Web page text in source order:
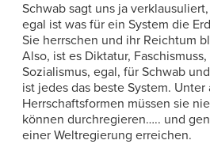
Schwab sagt uns ja
egal ist was für ein System die
Sie herrschen und ihr Reichtum
Also, ist es Diktatur,
Sozialismus, egal, für Schwab
ist jedes das beste System. Unter
Herrschaftsformen müssen sie
können durchregieren….. und
einer Weltregierung erreichen.